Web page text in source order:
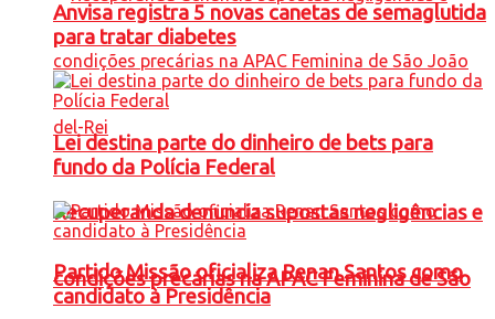
Recuperanda denuncia supostas negligências e
condições precárias na APAC Feminina de São
Anvisa registra 5 novas canetas de semaglutida
para tratar diabetes
Lei destina parte do dinheiro de bets para
fundo da Polícia Federal
Partido Missão oficializa Renan Santos como
candidato à Presidência